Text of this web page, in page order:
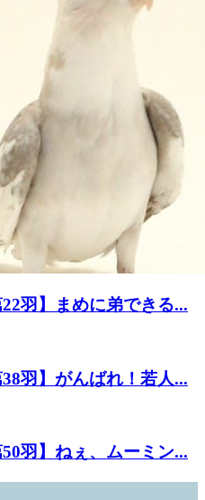
羽】まめに弟できる...
羽】がんばれ！若人...
羽】ねぇ、ムーミン...